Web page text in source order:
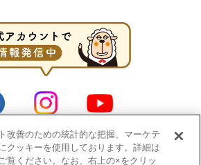
改善のための統計的な把握、マーケテ
クッキーを使用しております。詳細は
覧ください。なお、右上の×をクリッ